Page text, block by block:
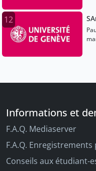
12
Informations et
F.A.Q. Mediaserver
F.A.Q.
Conseils aux étudiant-